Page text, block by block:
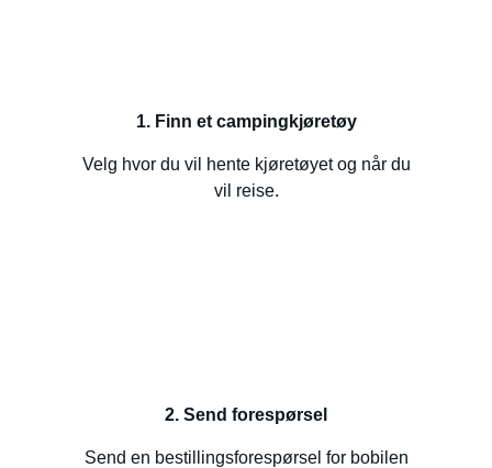
1. Finn et campingkjøretøy
Velg hvor du vil hente kjøretøyet og når du
vil reise.
2. Send forespørsel
Send en bestillingsforespørsel for bobilen